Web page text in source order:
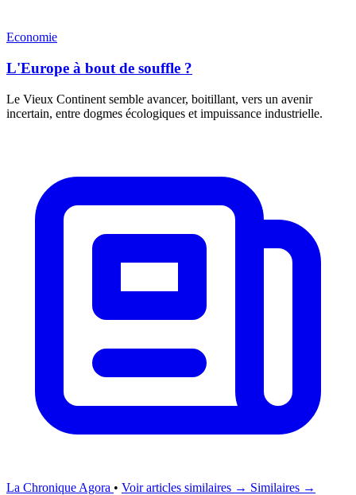
Economie
L'Europe à bout de souffle ?
Le Vieux Continent semble avancer, boitillant, vers un avenir
incertain, entre dogmes écologiques et impuissance industrielle.
La Chronique Agora • Voir articles similaires → Similaires →